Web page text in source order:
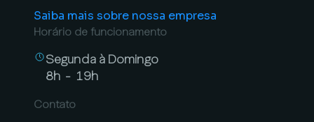
Saiba mais sobre nossa empresa
Horário de funcionamento
Segunda à Domingo
8h - 19h
Contato